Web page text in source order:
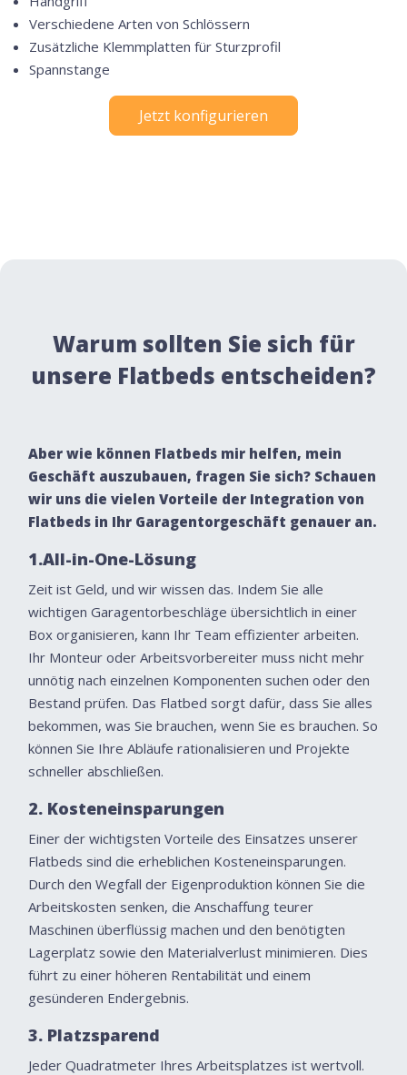
Verschiedene Arten von Schlössern
Zusätzliche Klemmplatten für Sturzprofil
Spannstange
Jetzt konfigurieren
Warum sollten Sie sich für
unsere Flatbeds entscheiden?
Aber wie können Flatbeds mir helfen, mein
Geschäft auszubauen, fragen Sie sich? Schauen
wir uns die vielen Vorteile der Integration von
Flatbeds in Ihr Garagentorgeschäft genauer an.
1.All-in-One-Lösung
Zeit ist Geld, und wir wissen das. Indem Sie alle
wichtigen Garagentorbeschläge übersichtlich in einer
Box organisieren, kann Ihr Team effizienter arbeiten.
Ihr Monteur oder Arbeitsvorbereiter muss nicht mehr
unnötig nach einzelnen Komponenten suchen oder den
Bestand prüfen. Das Flatbed sorgt dafür, dass Sie alles
bekommen, was Sie brauchen, wenn Sie es brauchen. So
können Sie Ihre Abläufe rationalisieren und Projekte
schneller abschließen.
2. Kosteneinsparungen
Einer der wichtigsten Vorteile des Einsatzes unserer
Flatbeds sind die erheblichen Kosteneinsparungen.
Durch den Wegfall der Eigenproduktion können Sie die
Arbeitskosten senken, die Anschaffung teurer
Maschinen überflüssig machen und den benötigten
Lagerplatz sowie den Materialverlust minimieren. Dies
führt zu einer höheren Rentabilität und einem
gesünderen Endergebnis.
3. Platzsparend
Jeder Quadratmeter Ihres Arbeitsplatzes ist wertvoll.